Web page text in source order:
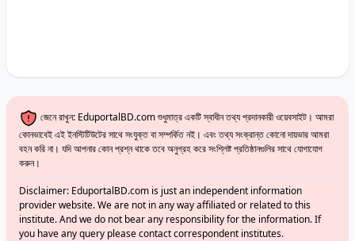
জেনে রাখুন: EduportalBD.com শুধুমাত্র একটি স্বাধীন তথ্য প্রদানকারী ওয়েবসাইট। আমরা
কোনভাবেই এই ইনস্টিটিউটের সাথে সংযুক্ত বা সম্পর্কিত নই। এবং তথ্য সংক্রান্ত কোনো দায়ভার আমরা
বহন করি না। যদি আপনার কোন প্রশ্ন থাকে তবে অনুগ্রহ করে সংশ্লিষ্ট প্রতিষ্ঠানগুলির সাথে যোগাযোগ
করুন।
Disclaimer: EduportalBD.com is just an independent information
provider website. We are not in any way affiliated or related to this
institute. And we do not bear any responsibility for the information. If
you have any query please contact correspondent institutes.